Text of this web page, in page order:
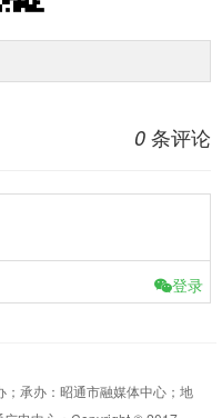
0 条评论
登录
承办：昭通市融媒体中心；地